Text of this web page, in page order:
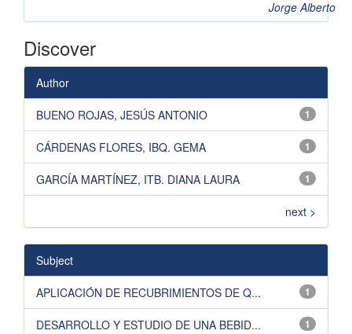
Jorge Alberto
Discover
Author
1
BUENO ROJAS, JESÚS ANTONIO
1
CÁRDENAS FLORES, IBQ. GEMA
1
GARCÍA MARTÍNEZ, ITB. DIANA LAURA
next >
Subject
1
APLICACIÓN DE RECUBRIMIENTOS DE Q...
1
DESARROLLO Y ESTUDIO DE UNA BEBID...